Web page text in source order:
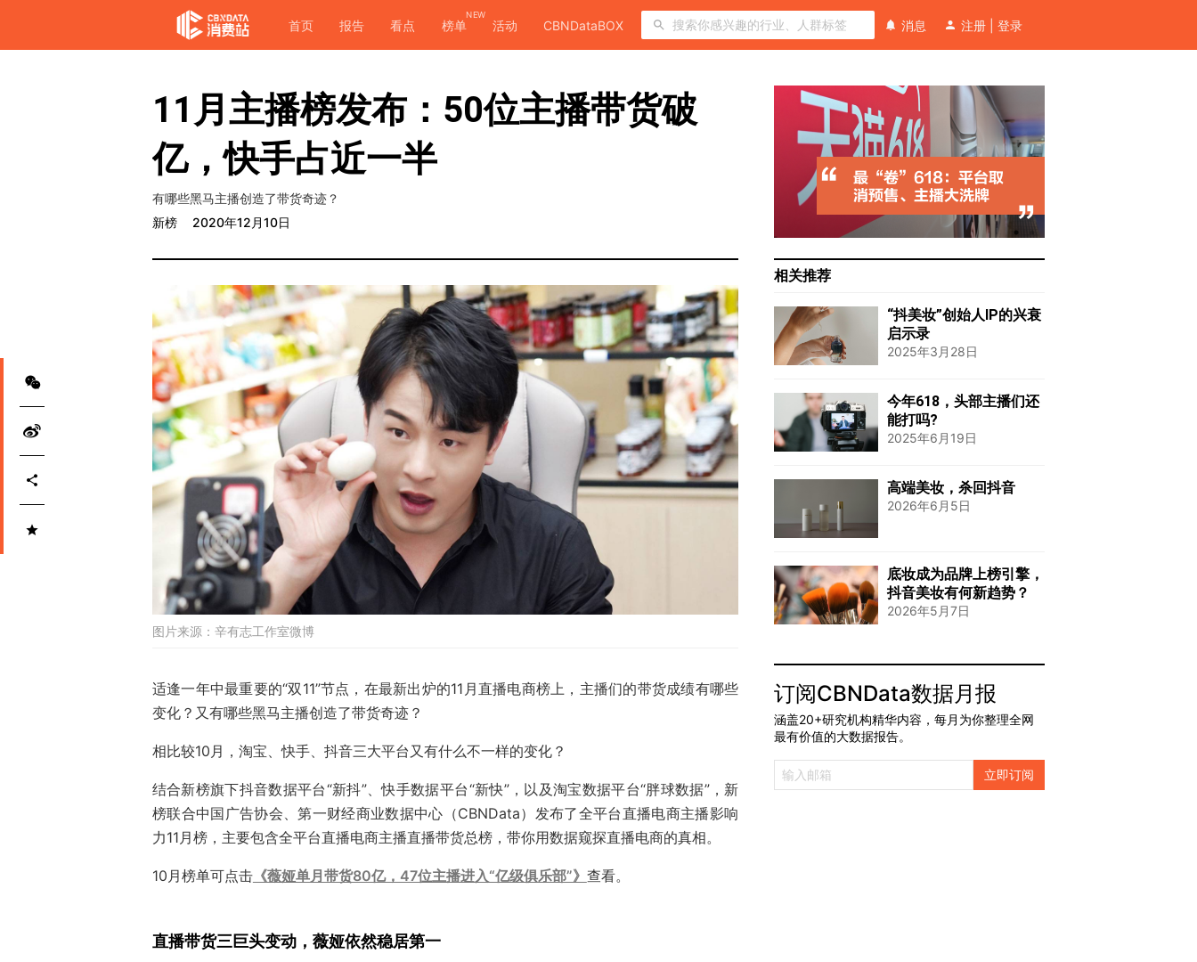
首页 报告 看点 榜单
NEW
活动 CBNDataBOX 消息 注册 登录
11月主播榜发布：50位主播带货破
亿，快手占近一半
有哪些黑马主播创造了带货奇迹？
新榜
2020年12月10日
图片来源： 辛有志工作室微博
适逢一年中最重要的“双11”节点，在最新出炉的11月直播电商榜上，主播们的带货成绩有哪些
变化？又有哪些黑马主播创造了带货奇迹？
相比较10月，淘宝、快手、抖音三大平台又有什么不一样的变化？
结合新榜旗下抖音数据平台“新抖”、快手数据平台“新快”，以及淘宝数据平台“胖球数据”，新
榜联合中国广告协会、第一财经商业数据中心（CBNData）发布了全平台直播电商主播影响
力11月榜，主要包含全平台直播电商主播直播带货总榜，带你用数据窥探直播电商的真相。
10月榜单可点击《薇娅单月带货80亿，47位主播进入“亿级俱乐部”》 查看。
直播带货三巨头变动，薇娅依然稳居第一
相关推荐
“抖美妆”创始人IP的兴衰
启示录
2025年3月28日
今年618，头部主播们还
能打吗?
2025年6月19日
高端美妆，杀回抖音
2026年6月5日
底妆成为品牌上榜引擎，
抖音美妆有何新趋势？
2026年5月7日
订阅CBNData数据月报
涵盖20+研究机构精华内容，每月为你整理全网
最有价值的大数据报告。
立即订阅